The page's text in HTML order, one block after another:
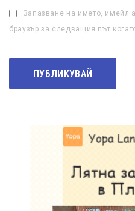
Запазване на името, имейл
браузър за следващия път